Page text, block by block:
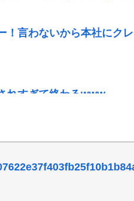
！言わないから本社にク
れすぎて終わるwww
ヤツ、ガチで別物www
ウント使い大量注文 32
生の間で大人気になってし